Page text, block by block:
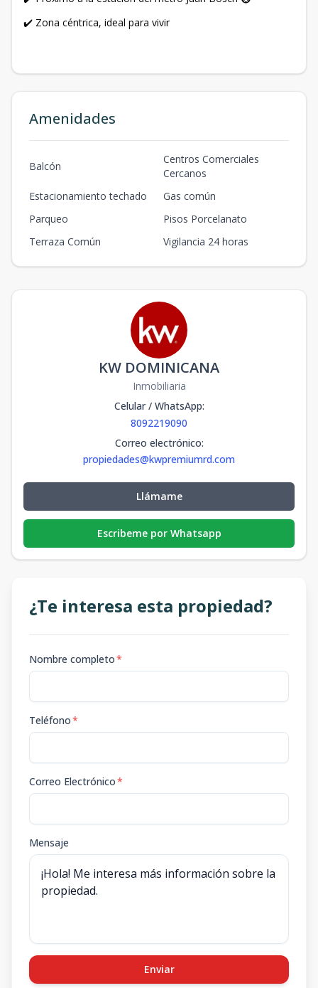
✔️ Zona céntrica, ideal para vivir
Amenidades
Balcón
Centros Comerciales
Cercanos
Estacionamiento techado
Gas común
Parqueo
Pisos Porcelanato
Terraza Común
Vigilancia 24 horas
KW DOMINICANA
Inmobiliaria
Celular / WhatsApp:
8092219090
Correo electrónico:
propiedades@kwpremiumrd.com
Llámame
Escribeme por Whatsapp
¿Te interesa esta propiedad?
Nombre completo*
Teléfono*
Correo Electrónico*
Mensaje
Enviar